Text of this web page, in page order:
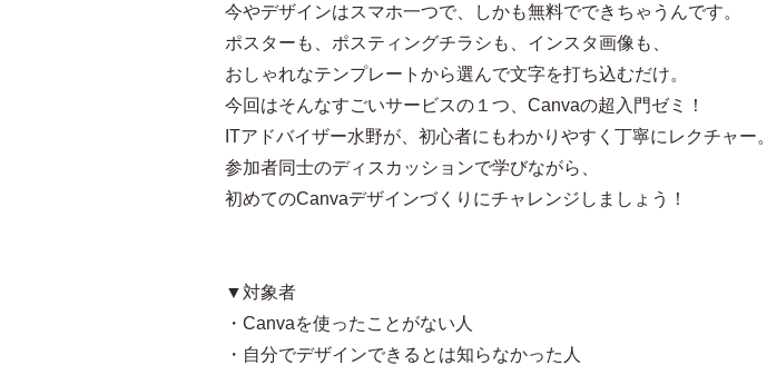
今やデザインはスマホ一つで、しかも無料でできちゃうんです。
ポスターも、ポスティングチラシも、インスタ画像も、
おしゃれなテンプレートから選んで文字を打ち込むだけ。
今回はそんなすごいサービスの１つ、Canvaの超入門ゼミ！
ITアドバイザー水野が、初心者にもわかりやすく丁寧にレクチャー。
参加者同士のディスカッションで学びながら、
初めてのCanvaデザインづくりにチャレンジしましょう！
▼対象者
・Canvaを使ったことがない人
・自分でデザインできるとは知らなかった人